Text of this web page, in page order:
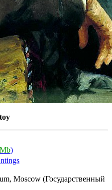
)
Moscow (Государственный